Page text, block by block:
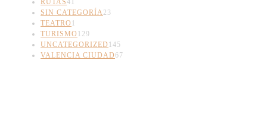
RUTAS41
SIN CATEGORÍA23
TEATRO 1
TURISMO 129
UNCATEGORIZED 145
VALENCIA CIUDAD67